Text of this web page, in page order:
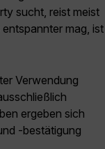
sucht, reist meist
mag, ist
Verwendung
ergeben sich
-bestätigung